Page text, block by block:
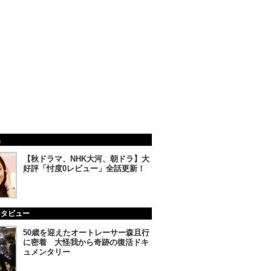
【秋ドラマ、NHK大河、朝ドラ】大
好評「忖度0レビュー」全話更新！
ビュー
50歳を迎えたオートレーサー森且行
に密着 大怪我から奇跡の復活ドキ
ュメンタリー